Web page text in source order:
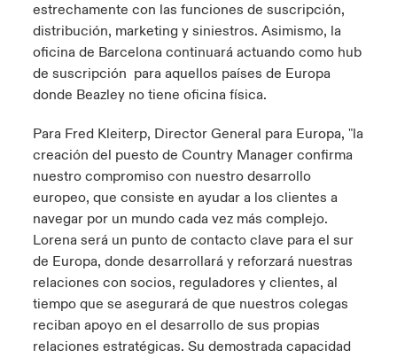
estrechamente con las funciones de suscripción,
distribución, marketing y siniestros. Asimismo, la
oficina de Barcelona continuará actuando como hub
de suscripción para aquellos países de Europa
donde Beazley no tiene oficina física.
Para Fred Kleiterp, Director General para Europa, "la
creación del puesto de Country Manager confirma
nuestro compromiso con nuestro desarrollo
europeo, que consiste en ayudar a los clientes a
navegar por un mundo cada vez más complejo.
Lorena será un punto de contacto clave para el sur
de Europa, donde desarrollará y reforzará nuestras
relaciones con socios, reguladores y clientes, al
tiempo que se asegurará de que nuestros colegas
reciban apoyo en el desarrollo de sus propias
relaciones estratégicas. Su demostrada capacidad